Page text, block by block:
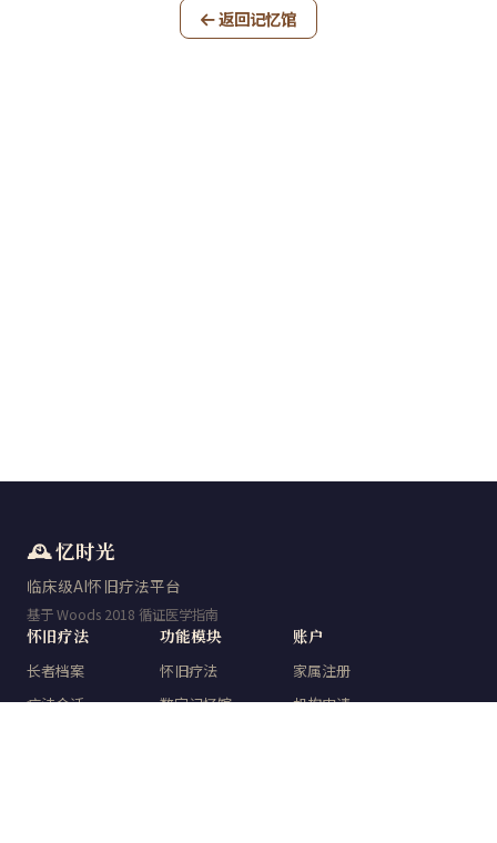
返回记忆馆
🕰️ 忆时光
临床级AI怀旧疗法平台
基于 Woods 2018 循证医学指南
怀旧疗法
长者档案
疗法会话
功能模块
怀旧疗法
数字记忆馆
账户
家属注册
机构申请